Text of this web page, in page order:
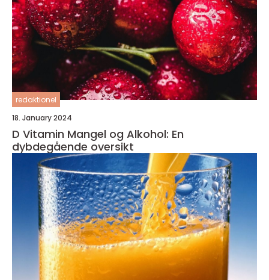
redaktionel
18. January 2024
D Vitamin Mangel og Alkohol: En
dybdegående oversikt